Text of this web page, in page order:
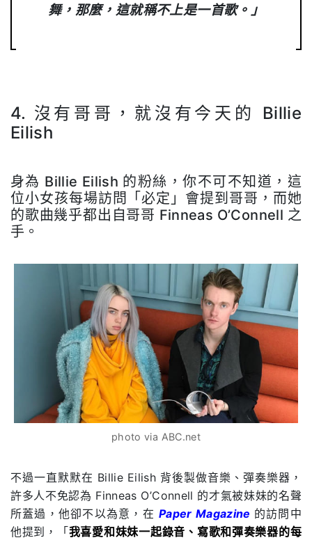
舞，那麼，這就稱不上是一首歌。」
4. 沒有哥哥，就沒有今天的 Billie
Eilish
身為 Billie Eilish 的粉絲，你不可不知道，這
位小女孩每場訪問「必定」會提到哥哥，而她
的歌曲幾乎都出自哥哥 Finneas O’Connell 之
手。
photo via ABC.net
不過一直默默在 Billie Eilish 背後製做音樂、彈奏樂器，
許多人不免認為 Finneas O’Connell 的才氣被妹妹的名聲
所蓋過，他卻不以為意，在Paper Magazine 的訪問中
他提到，「我喜愛和妹妹一起錄音、寫歌和彈奏樂器的每